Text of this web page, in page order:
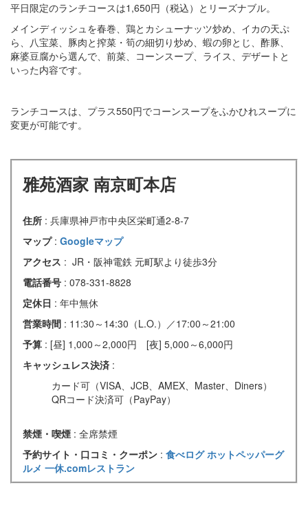
平日限定のランチコースは1,650円（税込）とリーズナブル。
メインディッシュを春巻、鶏とカシューナッツ炒め、イカの天ぷ
ら、八宝菜、豚肉と搾菜・筍の細切り炒め、蝦の卵とじ、酢豚、
麻婆豆腐から選んで、前菜、コーンスープ、ライス、デザートと
いった内容です。
ランチコースは、プラス550円でコーンスープをふかひれスープに
変更が可能です。
雅苑酒家 南京町本店
住所 : 兵庫県神戸市中央区栄町通2-8-7
マップ : Googleマップ
アクセス : JR・阪神電鉄 元町駅より徒歩3分
電話番号 : 078-331-8828
定休日 : 年中無休
営業時間 : 11:30～14:30（L.O.）／17:00～21:00
予算 : [昼] 1,000～2,000円 [夜] 5,000～6,000円
キャッシュレス決済 :
カード可（VISA、JCB、AMEX、Master、Diners）
QRコード決済可（PayPay）
禁煙・喫煙 : 全席禁煙
予約サイト・口コミ・クーポン : 食べログホットペッパーグ
ルメ 一休.comレストラン